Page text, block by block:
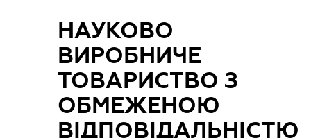
НАУКОВО
ВИРОБНИЧЕ
ТОВАРИСТВО З
ОБМЕЖЕНОЮ
ВІДПОВІДАЛЬНІСТЮ